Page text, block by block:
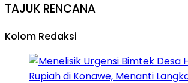
TAJUK RENCANA
Kolom Redaksi